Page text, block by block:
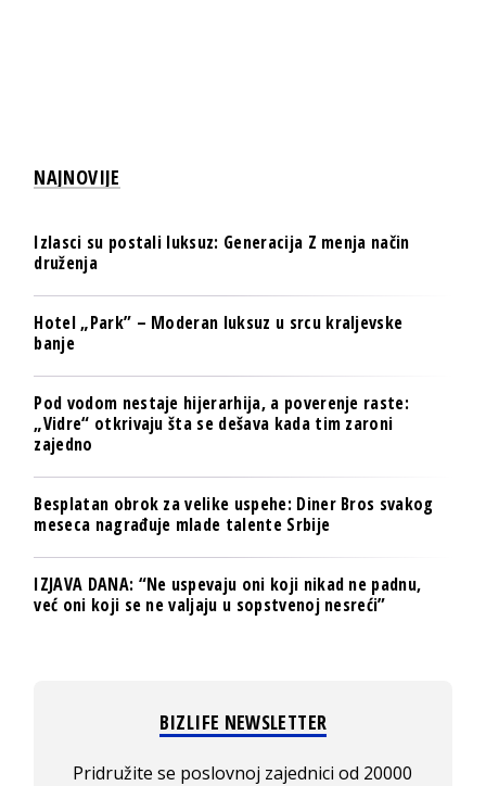
NAJNOVIJE
Izlasci su postali luksuz: Generacija Z menja način
druženja
Hotel „Park” – Moderan luksuz u srcu kraljevske
banje
Pod vodom nestaje hijerarhija, a poverenje raste:
„Vidre“ otkrivaju šta se dešava kada tim zaroni
zajedno
Besplatan obrok za velike uspehe: Diner Bros svakog
meseca nagrađuje mlade talente Srbije
IZJAVA DANA: “Ne uspevaju oni koji nikad ne padnu,
već oni koji se ne valjaju u sopstvenoj nesreći”
BIZLIFE NEWSLETTER
Pridružite se poslovnoj zajednici od 20000